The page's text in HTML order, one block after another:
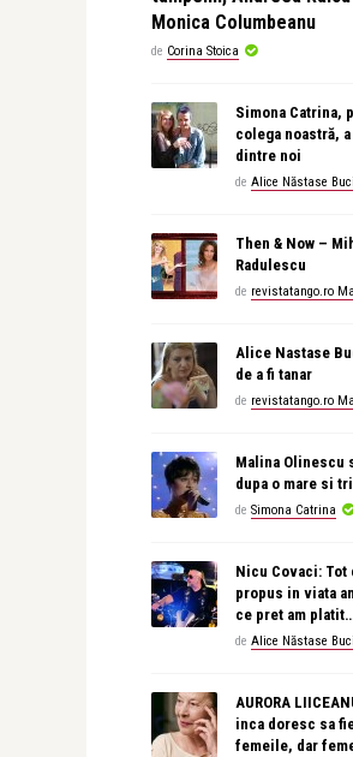
Monica Columbeanu
de Corina Stoica
Simona Catrina,
colega noastră,
dintre noi
de Alice Năstase
Then & Now –
Radulescu
de revistatango.ro
Alice Nastase
de a fi tanar
de revistatango.ro
Malina Olinescu
dupa o mare si
de Simona Catrina
Nicu Covaci: Tot
propus in viata
ce pret am
de Alice Năstase
AURORA
inca doresc sa
femeile, dar